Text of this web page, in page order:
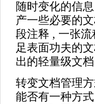
随时变化的信
产一些必要的
段注释 , 一张
足表面功夫的
出的轻量级文
转变文档管理
能否有一种方